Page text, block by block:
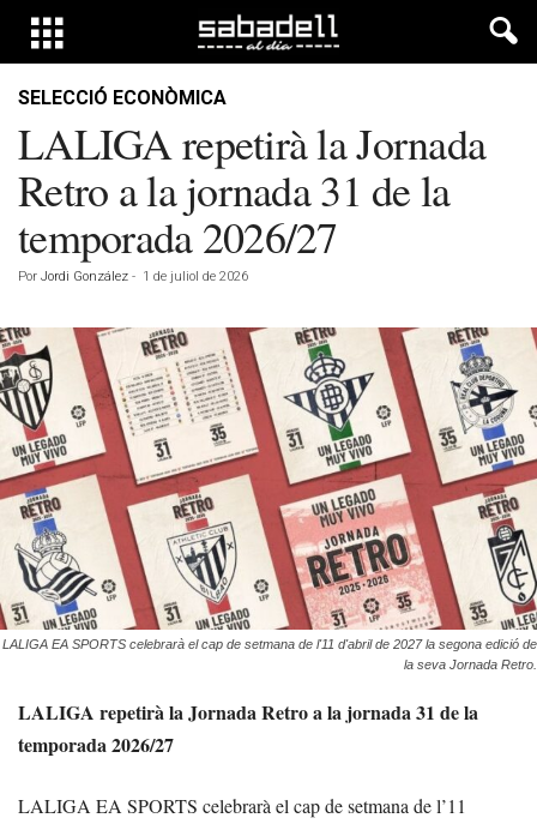
SELECCIÓ ECONÒMICA
LALIGA repetirà la Jornada
Retro a la jornada 31 de la
temporada 2026/27
Por Jordi González - 1 de juliol de 2026
LALIGA EA SPORTS celebrarà el cap de setmana de l'11 d'abril de 2027 la segona edició de
la seva Jornada Retro.
LALIGA repetirà la Jornada Retro a la jornada 31 de la
temporada 2026/27
LALIGA EA SPORTS celebrarà el cap de setmana de l’11